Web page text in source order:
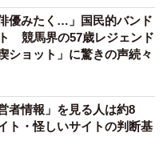
優みたく…」国民的バンド
競馬界の57歳レジェンド
ショット」に驚きの声続々
者情報」を見る人は約8
・怪しいサイトの判断基